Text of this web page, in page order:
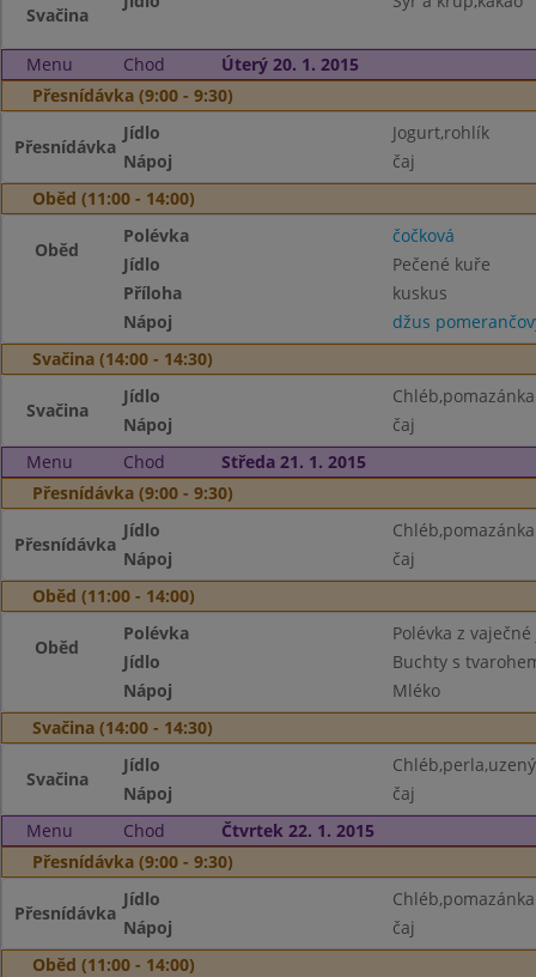
Svačina
Menu Chod
Úterý 20. 1. 2015
Přesnídávka (9:00 - 9:30)
Přesnídávka
Jídlo
Jogurt,rohlík
Nápoj
čaj
Oběd (11:00 - 14:00)
Oběd
Polévka
čočková
Jídlo
Pečené kuře
Příloha
kuskus
Nápoj
džus
Svačina (14:00 - 14:30)
Svačina
Jídlo
Nápoj
čaj
Menu
Chod
Středa 21. 1. 2015
Přesnídávka (9:00 - 9:30)
Přesnídávka
Jídlo
Nápoj
čaj
Oběd (11:00 - 14:00)
Oběd
Polévka
Polévka z
Jídlo
Buchty s
Nápoj
Mléko
Svačina (14:00 - 14:30)
Svačina
Jídlo
Nápoj
čaj
Menu
Chod
Čtvrtek 22. 1. 2015
Přesnídávka (9:00 - 9:30)
Přesnídávka
Jídlo
Nápoj
čaj
Oběd (11:00 - 14:00)